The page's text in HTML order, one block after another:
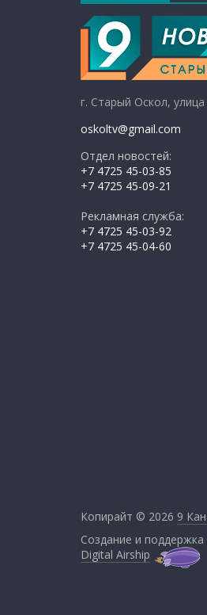
г. Старый Оскол,
oskoltv@gmail.com
Отдел новостей:
+7 4725 45-03-85
+7 4725 45-09-21
Рекламная служба:
+7 4725 45-03-92
+7 4725 45-04-60
Копирайт © 2026 9
Создание и поддержка
Digital Airship